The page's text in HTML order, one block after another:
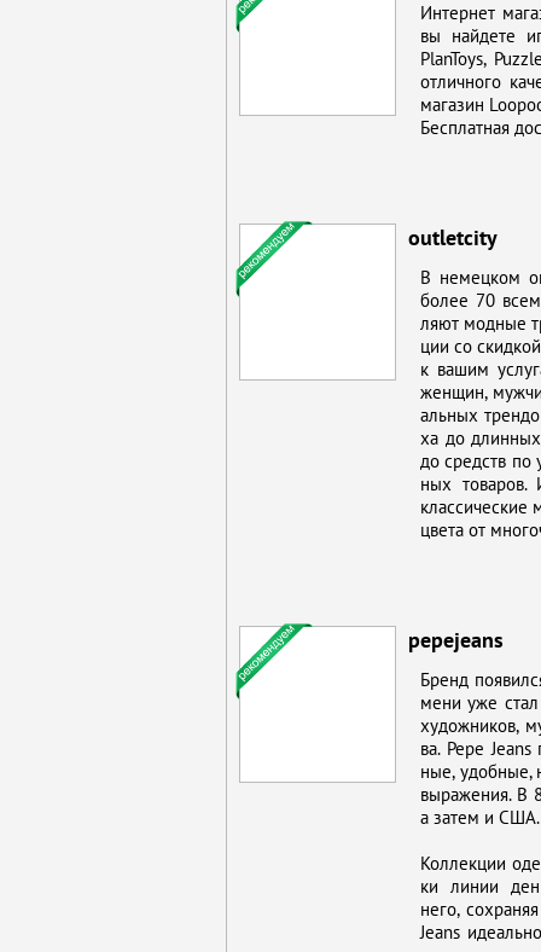
Ин­тернет
вы най­де­те
PlanToys,
от­лич­но­го
ма­га­зин
Бес­плат­ная
outletcity
В немец­ком
бо­лее 70
ля­ют мод­ные
ции со
к ва­шим
жен­щин,
аль­ных
ха до длин­ных
до средств по
ных то­ва­ров.
цве­та от
pepejeans
Бренд
ме­ни уже
ху­дож­ни­ков,
ва. Pepe
ные, удоб­ные,
вы­ра­же­ния. В
а за­тем и США.
Кол­лек­ции
ки ли­нии
него,
Jeans